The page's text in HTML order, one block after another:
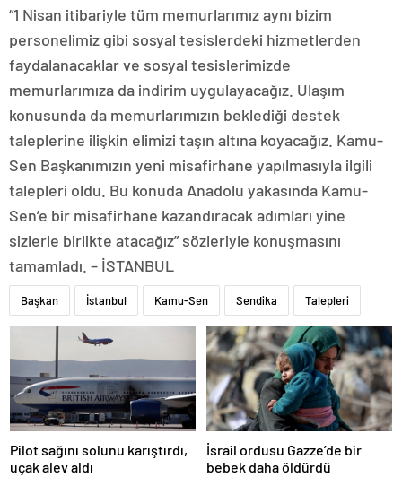
“1 Nisan itibariyle tüm memurlarımız aynı bizim
personelimiz gibi sosyal tesislerdeki hizmetlerden
faydalanacaklar ve sosyal tesislerimizde
memurlarımıza da indirim uygulayacağız. Ulaşım
konusunda da memurlarımızın beklediği destek
taleplerine ilişkin elimizi taşın altına koyacağız. Kamu-
Sen Başkanımızın yeni misafirhane yapılmasıyla ilgili
talepleri oldu. Bu konuda Anadolu yakasında Kamu-
Sen’e bir misafirhane kazandıracak adımları yine
sizlerle birlikte atacağız” sözleriyle konuşmasını
tamamladı. – İSTANBUL
Başkan İstanbul Kamu-Sen Sendika Talepleri
Pilot sağını solunu karıştırdı,
uçak alev aldı
İsrail ordusu Gazze’de bir
bebek daha öldürdü